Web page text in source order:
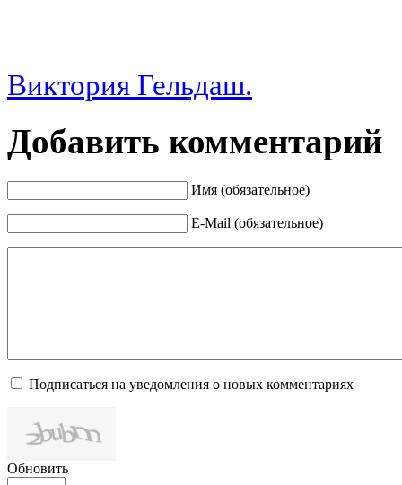
Виктория Гельдаш.
Добавить комментарий
Имя (обязательное)
E-Mail (обязательное)
Подписаться на уведомления о новых комментариях
Обновить